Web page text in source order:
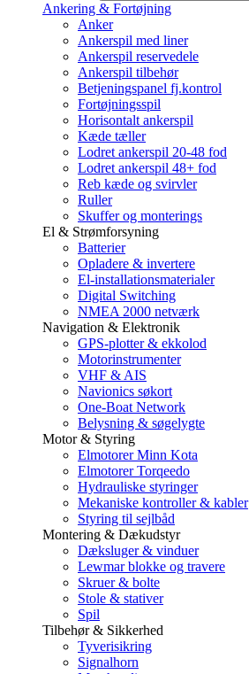
Ankering & Fortøjning
Anker
Ankerspil med liner
Ankerspil reservedele
Ankerspil tilbehør
Betjeningspanel fj.kontrol
Fortøjningsspil
Horisontalt ankerspil
Kæde tæller
Lodret ankerspil 20-48 fod
Lodret ankerspil 48+ fod
Reb kæde og svirvler
Ruller
Skuffer og monterings
El & Strømforsyning
Batterier
Opladere & invertere
El-installationsmaterialer
Digital Switching
NMEA 2000 netværk
Navigation & Elektronik
GPS-plotter & ekkolod
Motorinstrumenter
VHF & AIS
Navionics søkort
One-Boat Network
Belysning & søgelygte
Motor & Styring
Elmotorer Minn Kota
Elmotorer Torqeedo
Hydrauliske styringer
Mekaniske kontroller & kabler
Styring til sejlbåd
Montering & Dækudstyr
Dæksluger & vinduer
Lewmar blokke og travere
Skruer & bolte
Stole & stativer
Spil
Tilbehør & Sikkerhed
Tyverisikring
Signalhorn